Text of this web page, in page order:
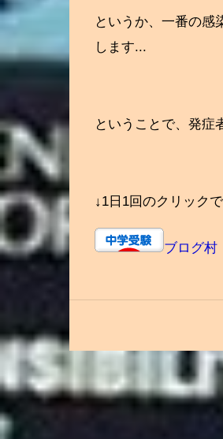
というか、一番の感
します...
ということで、発症
↓1日1回のクリック
ブログ